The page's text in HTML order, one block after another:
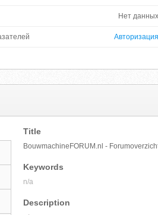
Нет данных
Авторизация
Title
BouwmachineFORUM.nl -
Keywords
n/a
Description